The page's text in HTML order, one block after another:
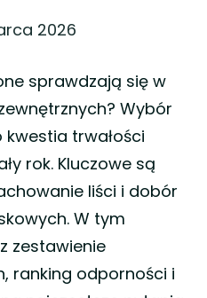
2026
sprawdzają się w
Wybór
trwałości
rok. Kluczowe są
liści i dobór
W tym
zestawienie
ranking odporności i